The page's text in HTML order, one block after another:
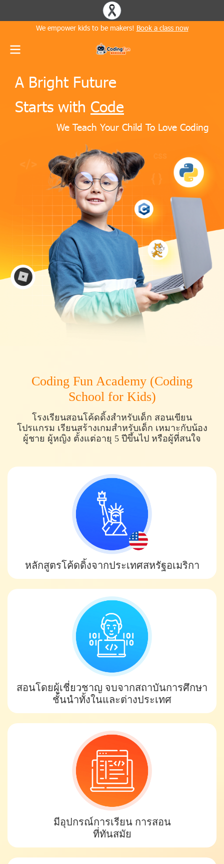
We empower kids to be makers! Book a class now
A Bright Future
Starts with Code
We Teach Your Child To Love Coding
Coding Fun Academy (Coding
School for Kids)
โรงเรียนสอนโค้ดดิ้งสำหรับเด็ก สอนเขียน
โปรแกรม เรียนสร้างเกมสำหรับเด็ก เหมาะกับน้อง
ผู้ชาย ผู้หญิง ตั้งแต่อายุ 5 ปีขึ้นไป หรือผู้ที่สนใจ
หลักสูตรโค้ดดิ้งจากประเทศสหรัฐอเมริกา
สอนโดยผู้เชี่ยวชาญ จบจากสถาบันการศึกษา
ชั้นนำทั้งในและต่างประเทศ
มีอุปกรณ์การเรียน การสอน
ที่ทันสมัย